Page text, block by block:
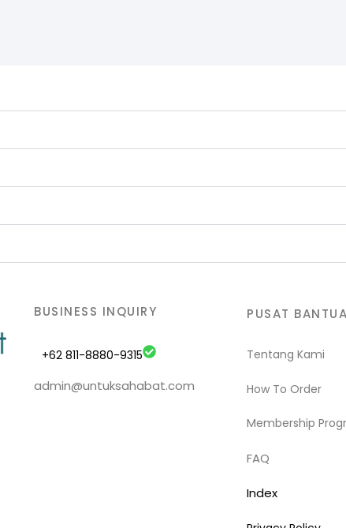
BUSINESS INQUIRY
+62 811-8880-9315
admin@untuksahabat.com
PUSAT
Tentang Kami
How To Order
Membership
FAQ
Index